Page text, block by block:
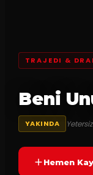
TRAJEDI &
Beni
YAKINDA
Hemen